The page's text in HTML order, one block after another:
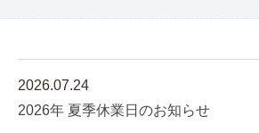
2026.07.24
2026年 夏季休業日のお知らせ